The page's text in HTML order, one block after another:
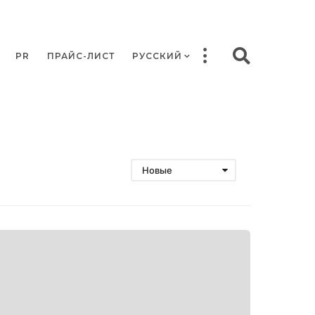
PR ПРАЙС-ЛИСТ РУССКИЙ
Новые